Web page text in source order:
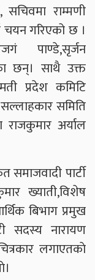
सचिवमा राम्मणी
चयन गरिएको छ ।
पाण्डे,सृर्जन
छन्। साथै उक्त
प्रदेश कमिटि
समिति
अर्याल
पार्टी
ख्याती,विशेष
बिभाग प्रमुख
सदस्य नारायण
लगाएतकाे